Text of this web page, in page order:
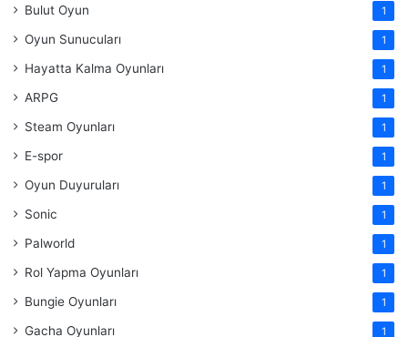
Bulut Oyun 1
Oyun Sunucuları 1
Hayatta Kalma Oyunları 1
ARPG 1
Steam Oyunları 1
E-spor 1
Oyun Duyuruları 1
Sonic 1
Palworld 1
Rol Yapma Oyunları 1
Bungie Oyunları 1
Gacha Oyunları 1